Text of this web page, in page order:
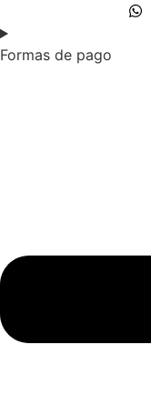
Formas de pago